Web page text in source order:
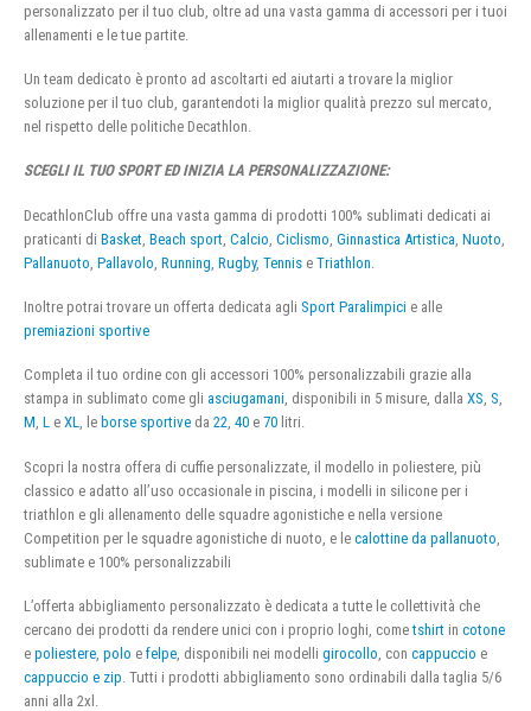
personalizzato per il tuo club, oltre ad una vasta gamma di accessori per i tuoi
allenamenti e le tue partite.
Un team dedicato è pronto ad ascoltarti ed aiutarti a trovare la miglior
soluzione per il tuo club, garantendoti la miglior qualità prezzo sul mercato,
nel rispetto delle politiche Decathlon.
SCEGLI IL TUO SPORT ED INIZIA LA PERSONALIZZAZIONE:
DecathlonClub offre una vasta gamma di prodotti 100% sublimati dedicati ai
praticanti di Basket Beach sport Calcio Ciclismo Ginnastica Artistica Nuoto
Pallanuoto Pallavolo Running Rugby, Tennis e Triathlon
Inoltre potrai trovare un offerta dedicata agli Sport Paralimpici e alle
premiazioni sportive
Completa il tuo ordine con gli accessori 100% personalizzabili grazie alla
stampa in sublimato come gli asciugamani, disponibili in 5 misure, dalla XS, S,
M, L e XL, le borse sportive da 22, 40 e 70 litri.
Scopri la nostra offera di cuffie personalizzate, il modello in poliestere, più
classico e adatto all’uso occasionale in piscina, i modelli in silicone per i
triathlon e gli allenamento delle squadre agonistiche e nella versione
Competition per le squadre agonistiche di nuoto, e le calottine da pallanuoto
sublimate e 100% personalizzabili
L’offerta abbigliamento personalizzato è dedicata a tutte le collettività che
cercano dei prodotti da rendere unici con i proprio loghi, cometshirt in cotone
e poliestere polo e felpe , disponibili nei modelli girocollo , con cappuccio e
cappuccio e zip . Tutti i prodotti abbigliamento sono ordinabili dalla taglia 5/6
anni alla 2xl.